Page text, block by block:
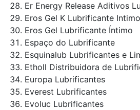
Er Energy Release Aditivos
Eros Gel K Lubrificante Intimo
Eros Gel Lubrificante Íntimo
Espaço do Lubrificante
Esquinalub Lubrificantes e
Etholl Distribuidora de
Europa Lubrificantes
Everest Lubrificantes
Evoluc Lubrificantes